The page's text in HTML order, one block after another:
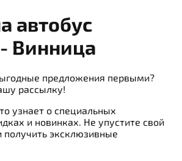
автобус
Винница
предложения первыми?
рассылку!
узнает о специальных
и новинках. Не упустите свой
получить эксклюзивные